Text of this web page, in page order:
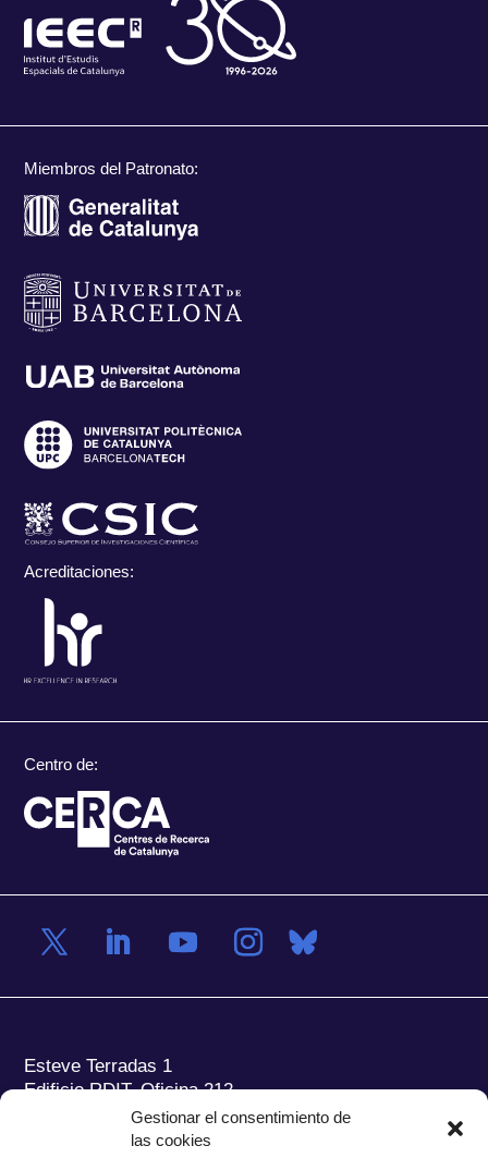
Gestionar el consentimiento de
las cookies
Miembros del Patronato:
Acreditaciones:
Centro de:
Esteve Terradas 1
Edificio RDIT, Oficina 212
Parc Mediterrani de la Tecnologia (PMT) Campus